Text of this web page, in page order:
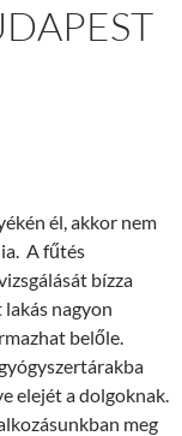
él, akkor nem
A fűtés
bízza
nagyon
belőle.
elejét a dolgoknak.
meg